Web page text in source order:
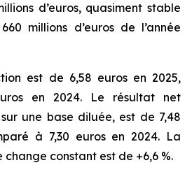
d’euros, quasiment stable
millions d’euros de l’année
est de 6,58 euros en 2025,
en 2024. Le résultat net
une base diluée, est de 7,48
à 7,30 euros en 2024. La
constant est de +6,6 %.